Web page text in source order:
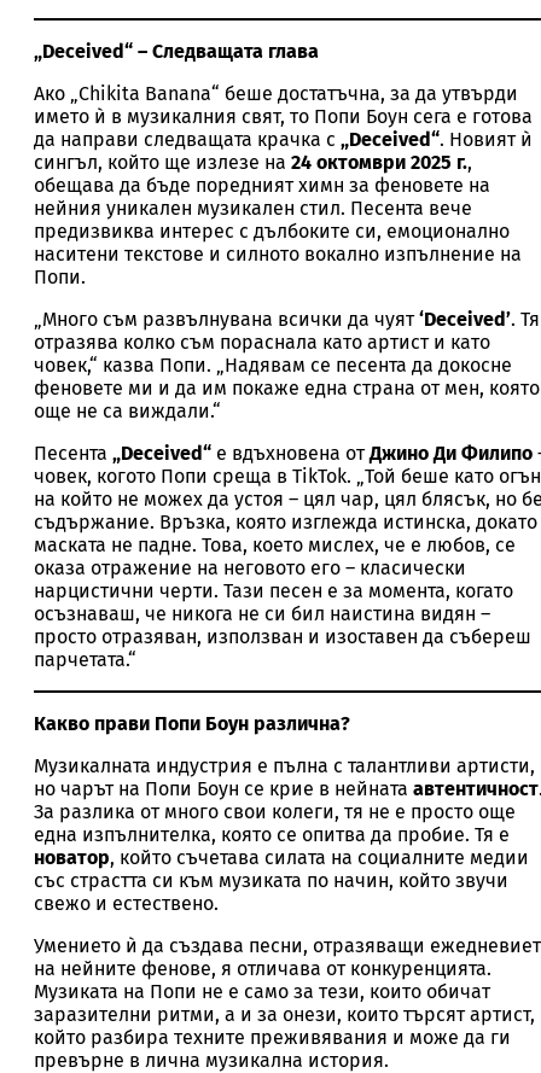
„Deceived“ – Следващата глава
Ако „Chikita Banana“ беше достатъчна, за да утвърди
името ѝ в музикалния свят, то Попи Боун сега е готова
да направи следващата крачка с „Deceived“. Новият ѝ
сингъл, който ще излезе на 24 октомври 2025 г.,
обещава да бъде поредният химн за феновете на
нейния уникален музикален стил. Песента вече
предизвиква интерес с дълбоките си, емоционално
наситени текстове и силното вокално изпълнение на
Попи.
„Много съм развълнувана всички да чуят‘Deceived’. Тя
отразява колко съм пораснала като артист и като
човек,“ казва Попи. „Надявам се песента да докосне
феновете ми и да им покаже една страна от мен, която
още не са виждали.“
Песента „Deceived“ е вдъхновена отДжино Ди Филипо
човек, когото Попи среща в TikTok. „Той беше като
на който не можех да устоя – цял чар, цял блясък, но
съдържание. Връзка, която изглежда истинска, докато
маската не падне. Това, което мислех, че е любов, се
оказа отражение на неговото его – класически
нарцистични черти. Тази песен е за момента, когато
осъзнаваш, че никога не си бил наистина видян –
просто отразяван, използван и изоставен да събереш
парчетата.“
Какво прави Попи Боун различна?
Музикалната индустрия е пълна с талантливи артисти,
но чарът на Попи Боун се крие в нейната автентичност
За разлика от много свои колеги, тя не е просто още
една изпълнителка, която се опитва да пробие. Тя е
новатор, който съчетава силата на социалните медии
със страстта си към музиката по начин, който звучи
свежо и естествено.
Умението ѝ да създава песни, отразяващи
на нейните фенове, я отличава от конкуренцията.
Музиката на Попи не е само за тези, които обичат
заразителни ритми, а и за онези, които търсят артист,
който разбира техните преживявания и може да ги
превърне в лична музикална история.